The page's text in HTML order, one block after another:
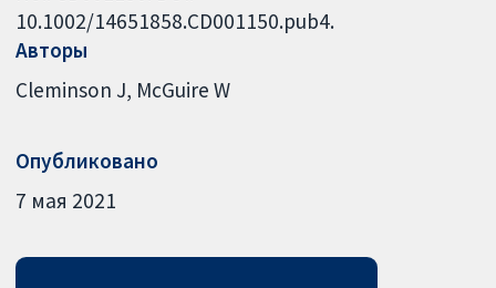
10.1002/14651858.CD001150.pub4.
Авторы
Cleminson J McGuire W
Опубликовано
7 мая 2021